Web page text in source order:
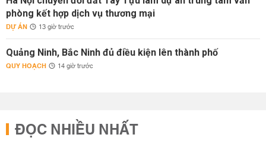
phòng kết hợp dịch vụ thương mại
DỰ ÁN 13 giờ trước
Quảng Ninh, Bắc Ninh đủ điều kiện lên thành phố
QUY HOẠCH 14 giờ trước
ĐỌC NHIỀU NHẤT